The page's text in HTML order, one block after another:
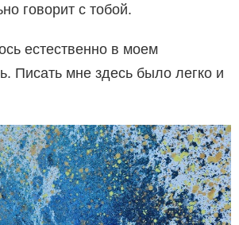
говорит с тобой.
естественно в моем
Писать мне здесь было легко и